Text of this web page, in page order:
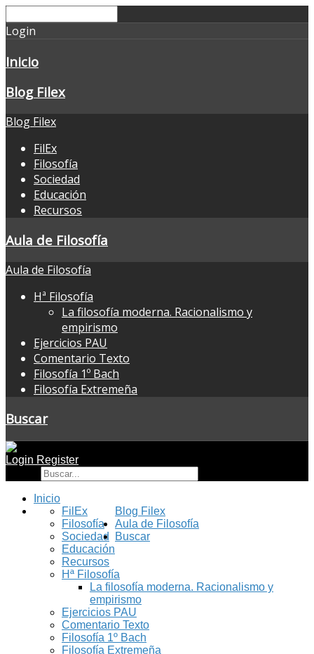
Login
Inicio
Blog Filex
Blog Filex
FilEx
Filosofía
Sociedad
Educación
Recursos
Aula de Filosofía
Aula de Filosofía
Hª Filosofía
La filosofía moderna. Racionalismo y
empirismo
Ejercicios PAU
Comentario Texto
Filosofía 1º Bach
Filosofía Extremeña
Buscar
Login Register
Inicio
Blog Filex
FilEx
Filosofía
Sociedad
Educación
Recursos
Aula de Filosofía
Hª Filosofía
La filosofía moderna. Racionalismo y
empirismo
Ejercicios PAU
Comentario Texto
Filosofía 1º Bach
Filosofía Extremeña
Buscar